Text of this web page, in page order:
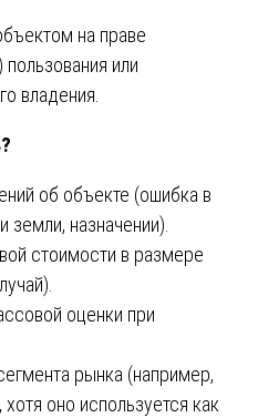
на праве
или
владения.
об объекте (ошибка в
земли, назначении).
стоимости в размере
оценки при
рынка (например,
оно используется как